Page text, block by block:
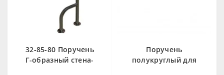
32-85-80 Поручень
Г-образный стена-
Поручень
полукруглый для